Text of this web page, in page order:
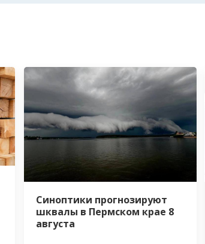
Синоптики прогнозируют
шквалы в Пермском крае 8
августа